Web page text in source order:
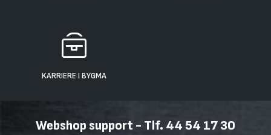
KARRIERE I BYGMA
Webshop support - Tlf. 44 54 17 30